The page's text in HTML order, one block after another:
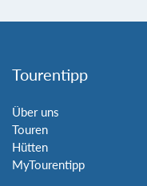
Tourentipp
Über uns
Touren
Hütten
MyTourentipp